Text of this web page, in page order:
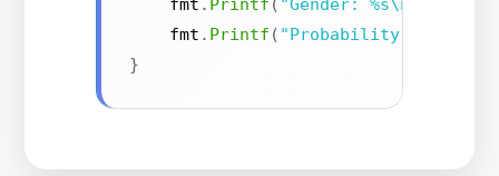
    fmt
. Printf ( "Gender: %s\n"
    fmt
. Printf ( "Probability: %.2f\n"
}